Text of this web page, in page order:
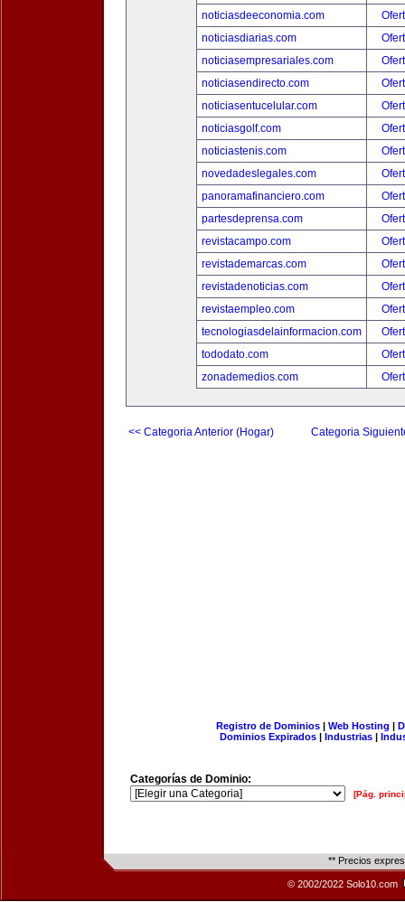
noticiasdeeconomia.com
noticiasdiarias.com
noticiasempresariales.com
noticiasendirecto.com
noticiasentucelular.com
noticiasgolf.com
noticiastenis.com
novedadeslegales.com
panoramafinanciero.com
partesdeprensa.com
revistacampo.com
revistademarcas.com
revistadenoticias.com
revistaempleo.com
tecnologiasdelainformacion.com
tododato.com
zonademedios.com
<< Categoria Anterior (Hogar) Categoria
Registro de Dominios| Web Hosting |
Dominios Expirados | Industrias |
Categorías de Dominio:
[Pág.
** Precios
© 2002/2022 Solo10.com